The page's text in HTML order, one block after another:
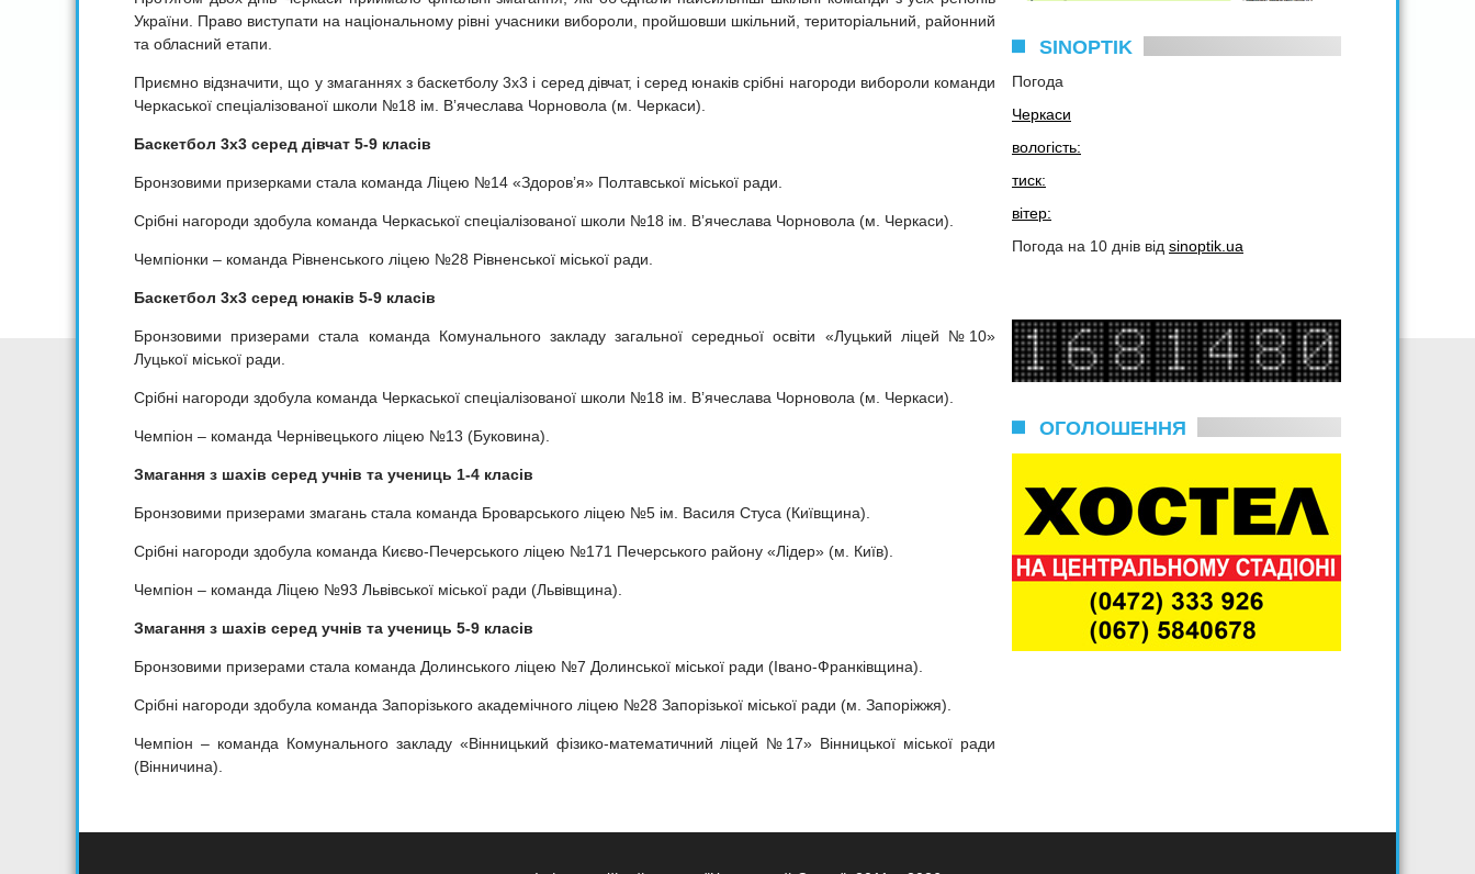
України. Право виступати на національному рівні учасники вибороли, пройшовши шкільний, територіальний, районний
та обласний етапи.
Приємно відзначити, що у змаганнях з баскетболу 3х3 і серед дівчат, і серед юнаків срібні нагороди вибороли команди
Черкаської спеціалізованої школи №18 ім. Вʼячеслава Чорновола (м. Черкаси).
Баскетбол 3х3 серед дівчат 5-9 класів
Бронзовими призерками стала команда Ліцею №14 «Здоровʼя» Полтавської міської ради.
Срібні нагороди здобула команда Черкаської спеціалізованої школи №18 ім. Вʼячеслава Чорновола (м. Черкаси).
Чемпіонки – команда Рівненського ліцею №28 Рівненської міської ради.
Баскетбол 3х3 серед юнаків 5-9 класів
Бронзовими призерами стала команда Комунального закладу загальної середньої освіти «Луцький ліцей №10»
Луцької міської ради.
Срібні нагороди здобула команда Черкаської спеціалізованої школи №18 ім. Вʼячеслава Чорновола (м. Черкаси).
Чемпіон – команда Чернівецького ліцею №13 (Буковина).
Змагання з шахів серед учнів та учениць 1-4 класів
Бронзовими призерами змагань стала команда Броварського ліцею №5 ім. Василя Стуса (Київщина).
Срібні нагороди здобула команда Києво-Печерського ліцею №171 Печерського району «Лідер» (м. Київ).
Чемпіон – команда Ліцею №93 Львівської міської ради (Львівщина).
Змагання з шахів серед учнів та учениць 5-9 класів
Бронзовими призерами стала команда Долинського ліцею №7 Долинської міської ради (Івано-Франківщина).
Срібні нагороди здобула команда Запорізького академічного ліцею №28 Запорізької міської ради (м. Запоріжжя).
Чемпіон – команда Комунального закладу «Вінницький фізико-математичний ліцей №17» Вінницької міської ради
(Вінничина).
SINOPTIK
Погода
Черкаси
вологість:
тиск:
вітер:
Погода на 10 днів від sinoptik.ua
ОГОЛОШЕННЯ